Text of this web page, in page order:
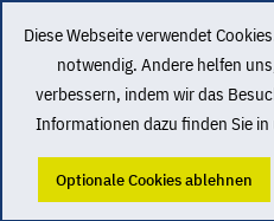
Diese Webseite verwendet
notwendig. Andere helfen
verbessern, indem wir das
Informationen dazu finden Sie in
Optionale Cookies ablehnen